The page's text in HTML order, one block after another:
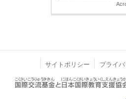
サイトポリシー プライ